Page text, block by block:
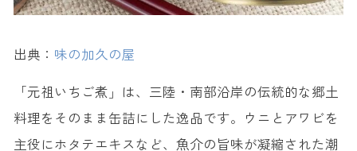
出典： 味の加久の屋
「元祖いちご煮」は、三陸・南部沿岸の伝統的な郷土
料理をそのまま缶詰にした逸品です。ウニとアワビを
主役にホタテエキスなど、魚介の旨味が凝縮された潮